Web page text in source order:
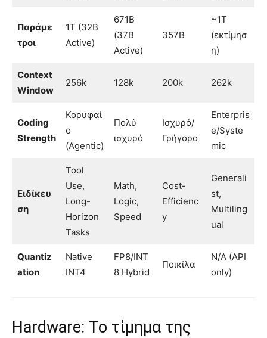
Παράμε
τροι
1T (32B
Active)
671B
(37B
Active)
357B
~1T
(εκτίμησ
η)
Context
Window
256k 128k 200k 262k
Coding
Strength
Κορυφαί
ο
(Agentic)
Πολύ
ισχυρό
Ισχυρό/
Γρήγορο
Enterpris
e/Syste
mic
Ειδίκευ
ση
Tool
Use,
Long-
Horizon
Tasks
Math,
Logic,
Speed
Cost-
Efficienc
y
Generali
st,
Multiling
ual
Quantiz
ation
Native
INT4
FP8/INT
8 Hybrid
Ποικίλα
N/A (API
only)
Hardware: Το τίμημα της